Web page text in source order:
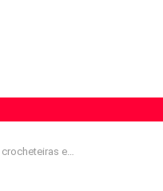
deixar a casa mais acolhedora